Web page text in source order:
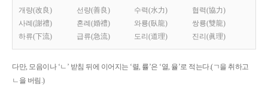
개량(改良) 선량(善良) 수력(水力)
협력(協力)
사례(謝禮)
혼례(婚禮) 와룡(臥龍)
쌍룡(雙龍)
하류(下流)
급류(急流) 도리(道理) 진리(眞理)
다만, 모음이나 ‘ㄴ’ 받침 뒤에 이어지는 ‘렬, 률’은 ‘열, 율’로 적는다.(ㄱ을 취하고
ㄴ을 버림.)